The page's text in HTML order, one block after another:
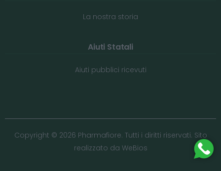
La nostra storia
Aiuti Statali
Aiuti pubblici ricevuti
Copyright © 2026 Pharmafiore. Tutti i diritti riservati. Sito
realizzato da WeBios